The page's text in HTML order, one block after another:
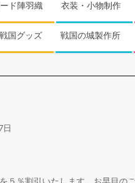
ド陣羽織 衣装・小物制作
戦国グッズ 戦国の城製作所
日